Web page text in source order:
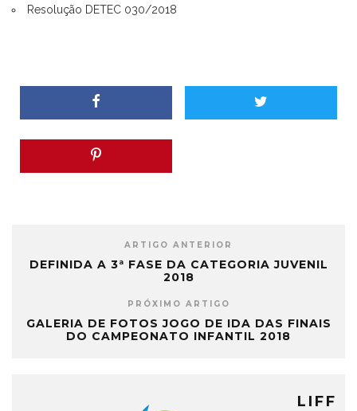
Resolução DETEC 030/2018
ARTIGO ANTERIOR
DEFINIDA A 3ª FASE DA CATEGORIA JUVENIL
2018
PRÓXIMO ARTIGO
GALERIA DE FOTOS JOGO DE IDA DAS FINAIS
DO CAMPEONATO INFANTIL 2018
LIFF